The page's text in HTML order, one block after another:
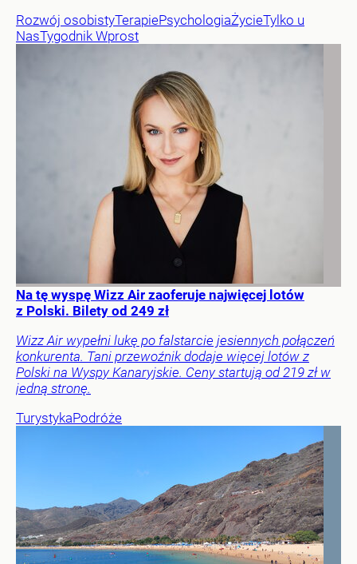
Rozwój osobistyTerapiePsychologiaŻycieTylko u
NasTygodnik Wprost
Na tę wyspę Wizz Air zaoferuje najwięcej lotów
z Polski. Bilety od 249 zł
Wizz Air wypełni lukę po falstarcie jesiennych połączeń
konkurenta. Tani przewoźnik dodaje więcej lotów z
Polski na Wyspy Kanaryjskie. Ceny startują od 219 zł w
jedną stronę.
TurystykaPodróże